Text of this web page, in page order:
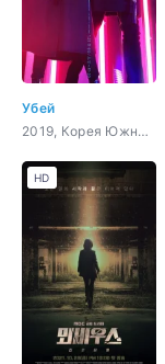
Убей
2019, Корея Южная, боевик, триллер, мистика, драма
HD